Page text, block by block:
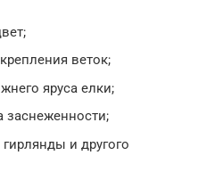
веток;
яруса елки;
заснеженности;
и другого